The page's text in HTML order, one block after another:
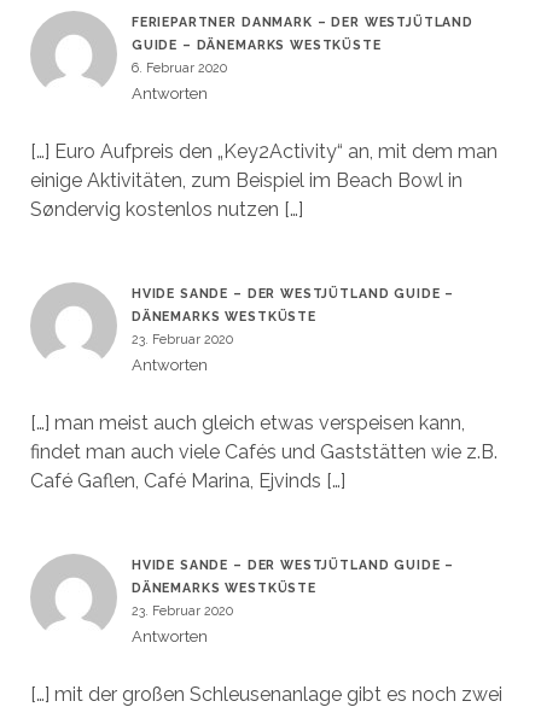
FERIEPARTNER DANMARK – DER WESTJÜTLAND
GUIDE – DÄNEMARKS WESTKÜSTE
6. Februar 2020
Antworten
[…] Euro Aufpreis den „Key2Activity“ an, mit dem man
einige Aktivitäten, zum Beispiel im Beach Bowl in
Søndervig kostenlos nutzen […]
HVIDE SANDE – DER WESTJÜTLAND GUIDE –
DÄNEMARKS WESTKÜSTE
23. Februar 2020
Antworten
[…] man meist auch gleich etwas verspeisen kann,
findet man auch viele Cafés und Gaststätten wie z.B.
Café Gaflen, Café Marina, Ejvinds […]
HVIDE SANDE – DER WESTJÜTLAND GUIDE –
DÄNEMARKS WESTKÜSTE
23. Februar 2020
Antworten
[…] mit der großen Schleusenanlage gibt es noch zwei